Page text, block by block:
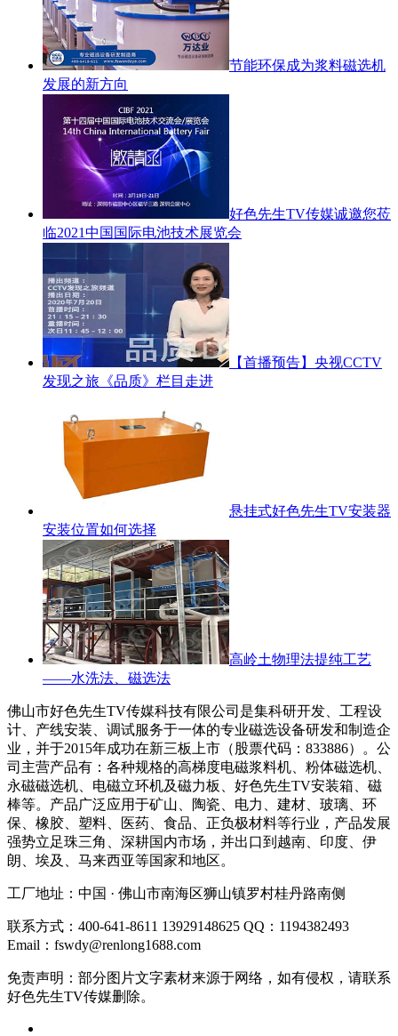
节能环保成为浆料磁选机
发展的新方向
好色先生TV传媒诚邀您莅
临2021中国国际电池技术展览会
【首播预告】央视CCTV
发现之旅《品质》栏目走进
悬挂式好色先生TV安装器
安装位置如何选择
高岭土物理法提纯工艺
——水洗法、磁选法
佛山市好色先生TV传媒科技有限公司是集科研开发、工程设
计、产线安装、调试服务于一体的专业磁选设备研发和制造企
业，并于2015年成功在新三板上市（股票代码：833886）。公
司主营产品有：各种规格的高梯度电磁浆料机、粉体磁选机、
永磁磁选机、电磁立环机及磁力板、好色先生TV安装箱、磁
棒等。产品广泛应用于矿山、陶瓷、电力、建材、玻璃、环
保、橡胶、塑料、医药、食品、正负极材料等行业，产品发展
强势立足珠三角、深耕国内市场，并出口到越南、印度、伊
朗、埃及、马来西亚等国家和地区。
工厂地址：中国 · 佛山市南海区狮山镇罗村桂丹路南侧
联系方式：400-641-8611 13929148625 QQ：1194382493
Email：fswdy@renlong1688.com
免责声明：部分图片文字素材来源于网络，如有侵权，请联系
好色先生TV传媒删除。